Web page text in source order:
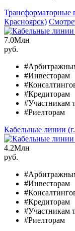
Трансформаторные
Красноярск)
7.0Млн
руб.
#Инвесторам
#Кредиторам
#Участникам
#Риелторам
Кабельные линии
4.2Млн
руб.
#Инвесторам
#Кредиторам
#Участникам
#Риелторам